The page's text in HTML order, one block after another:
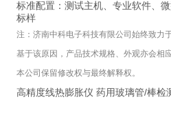
标准配置：测试主机、专业软件、
标样
注：济南中科电子科技有限公司始终致力
基于该原因，产品技术规格、外观亦会相
本公司保留修改权与最终解释权。
高精度线热膨胀仪 药用玻璃管/棒检